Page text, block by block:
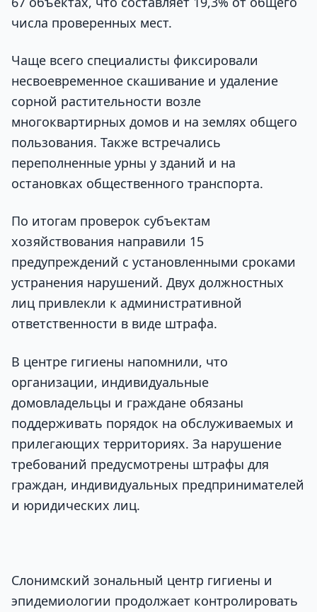
числа проверенных мест.
Чаще всего специалисты фиксировали
несвоевременное скашивание и удаление
сорной растительности возле
многоквартирных домов и на землях общего
пользования. Также встречались
переполненные урны у зданий и на
остановках общественного транспорта.
По итогам проверок субъектам
хозяйствования направили 15
предупреждений с установленными сроками
устранения нарушений. Двух должностных
лиц привлекли к административной
ответственности в виде штрафа.
В центре гигиены напомнили, что
организации, индивидуальные
домовладельцы и граждане обязаны
поддерживать порядок на обслуживаемых и
прилегающих территориях. За нарушение
требований предусмотрены штрафы для
граждан, индивидуальных предпринимателей
и юридических лиц.
Слонимский зональный центр гигиены и
эпидемиологии продолжает контролировать